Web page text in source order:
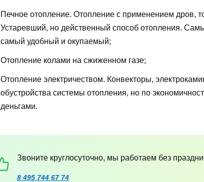
Печное отопление. Отопление с применением дров,
Устаревший, но действенный способ отопления.
самый удобный и окупаемый;
Отопление колами на сжиженном газе;
Отопление электричеством. Конвекторы,
обустройства системы отопления, но по
деньгами.
Звоните круглосуточно, мы работаем без
8 495 744 67 74